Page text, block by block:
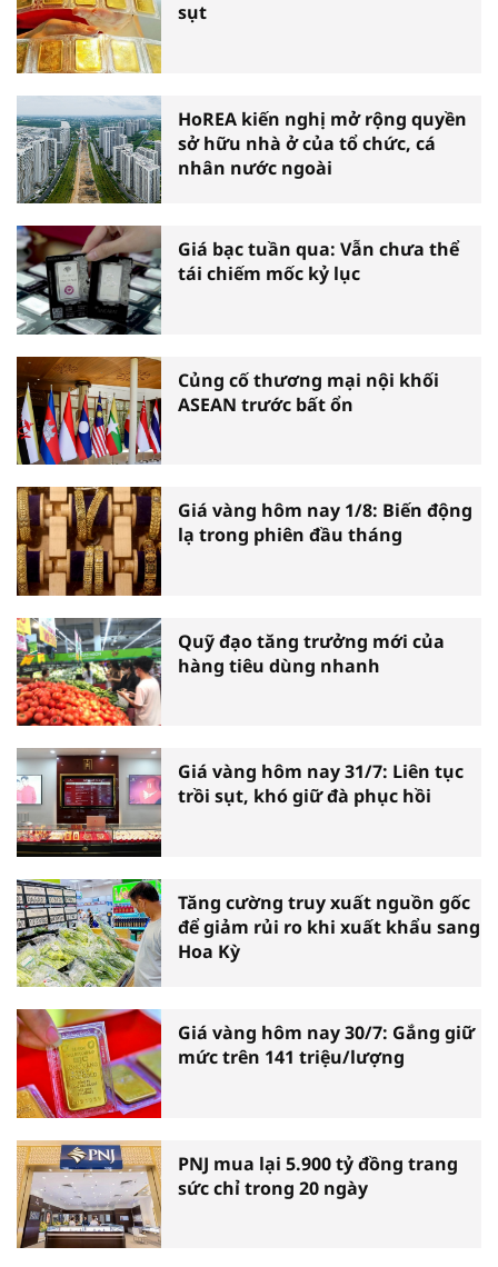
sụt
HoREA kiến nghị mở rộng quyền
sở hữu nhà ở của tổ chức, cá
nhân nước ngoài
Giá bạc tuần qua: Vẫn chưa thể
tái chiếm mốc kỷ lục
Củng cố thương mại nội khối
ASEAN trước bất ổn
Giá vàng hôm nay 1/8: Biến động
lạ trong phiên đầu tháng
Quỹ đạo tăng trưởng mới của
hàng tiêu dùng nhanh
Giá vàng hôm nay 31/7: Liên tục
trồi sụt, khó giữ đà phục hồi
Tăng cường truy xuất nguồn gốc
để giảm rủi ro khi xuất khẩu sang
Hoa Kỳ
Giá vàng hôm nay 30/7: Gắng giữ
mức trên 141 triệu/lượng
PNJ mua lại 5.900 tỷ đồng trang
sức chỉ trong 20 ngày